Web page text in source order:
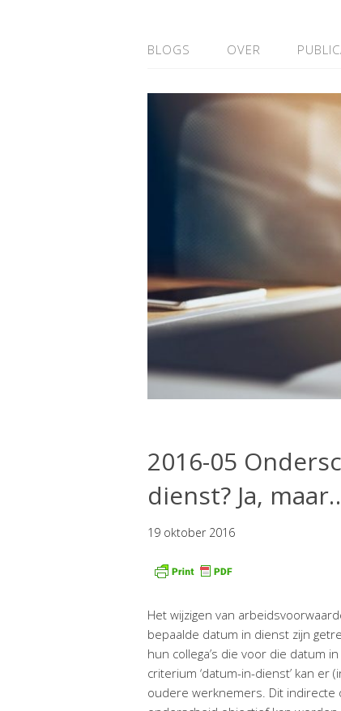
BLOGS OVER
2016-05
dienst? Ja,
19 oktober 2016
Het wijzigen van
bepaalde datum in dienst zijn
hun collega’s die voor die datum
criterium ‘datum-in-dienst’ kan
oudere werknemers. Dit